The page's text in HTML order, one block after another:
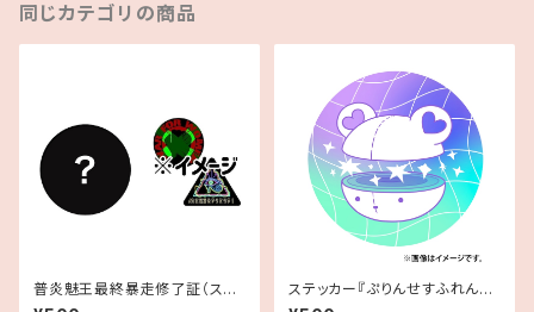
同じカテゴリの商品
普炎魅王最終暴走修了証（ステ
ッカー「FEMIKING LAST RU
ステッカー『ぷりんせすふれんず
♡くまるちばーす』